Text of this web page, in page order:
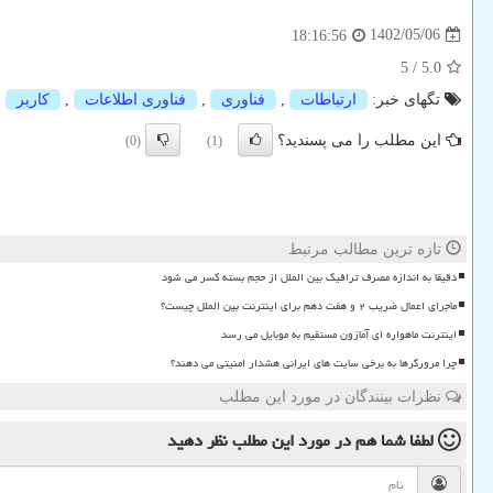
1402/05/06
18:16:56
5.0
/
5
تگهای خبر:
ارتباطات , فناوری , فناوری اطلاعات , كاربر
این مطلب را می پسندید؟ (1)
(0)
تازه ترین مطالب مرتبط
دقیقا به اندازه مصرف ترافیک بین الملل از حجم بسته کسر می شود
ماجرای اعمال ضریب ۲ و هفت دهم برای اینترنت بین الملل چیست؟
اینترنت ماهواره ای آمازون مستقیم به موبایل می رسد
چرا مرورگرها به برخی سایت های ایرانی هشدار امنیتی می دهند؟
نظرات بینندگان در مورد این مطلب
لطفا شما همدر مورد این مطلبنظر دهید